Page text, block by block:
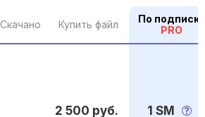
Скачано Купить файл
По подписке
PRO
2 500 руб.
1 SM